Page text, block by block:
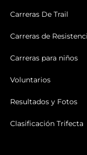
Carreras De Trail
Carreras de
Carreras para niños
Voluntarios
Resultados y Fotos
Clasificación Trifecta